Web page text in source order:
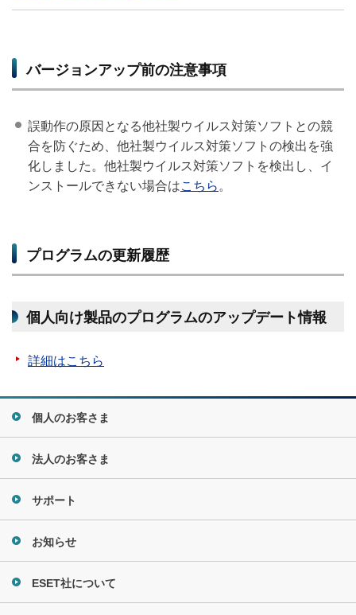
く
バージョンアップ前の注意事項
誤動作の原因となる他社製ウイルス対策ソフトとの競
合を防ぐため、他社製ウイルス対策ソフトの検出を強
化しました。他社製ウイルス対策ソフトを検出し、イ
ンストールできない場合はこちら 。
プログラムの更新履歴
個人向け製品のプログラムのアップデート情報
詳細はこちら
個人のお客さま
法人のお客さま
サポート
お知らせ
ESET社について